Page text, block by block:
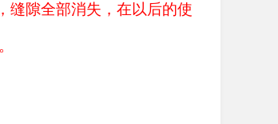
缝隙全部消失，在以后的使